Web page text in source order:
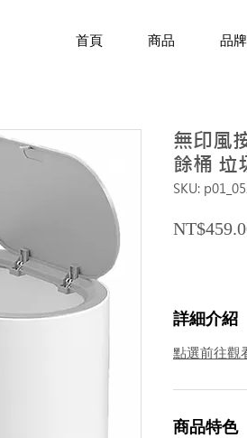
首頁 商品 品
無印風
餘桶 垃
SKU:
詳細介紹
點選前往觀
商品特色